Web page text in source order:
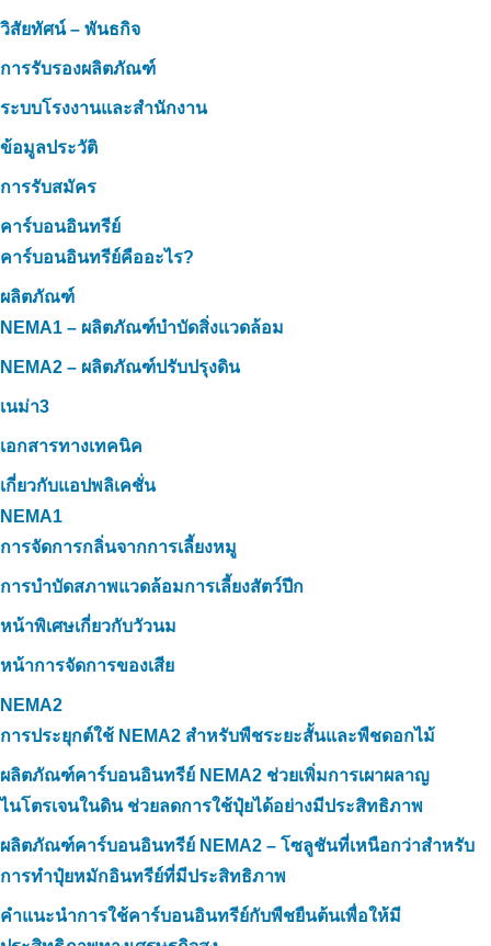
วิสัยทัศน์ – พันธกิจ
การรับรองผลิตภัณฑ์
ระบบโรงงานและสำนักงาน
ข้อมูลประวัติ
การรับสมัคร
คาร์บอนอินทรีย์
คาร์บอนอินทรีย์คืออะไร?
ผลิตภัณฑ์
NEMA1 – ผลิตภัณฑ์บำบัดสิ่งแวดล้อม
NEMA2 – ผลิตภัณฑ์ปรับปรุงดิน
เนม่า3
เอกสารทางเทคนิค
เกี่ยวกับแอปพลิเคชั่น
NEMA1
การจัดการกลิ่นจากการเลี้ยงหมู
การบำบัดสภาพแวดล้อมการเลี้ยงสัตว์ปีก
หน้าพิเศษเกี่ยวกับวัวนม
หน้าการจัดการของเสีย
NEMA2
การประยุกต์ใช้ NEMA2 สำหรับพืชระยะสั้นและพืชดอกไม้
ผลิตภัณฑ์คาร์บอนอินทรีย์ NEMA2 ช่วยเพิ่มการเผาผลาญ
ไนโตรเจนในดิน ช่วยลดการใช้ปุ๋ยได้อย่างมีประสิทธิภาพ
ผลิตภัณฑ์คาร์บอนอินทรีย์ NEMA2 – โซลูชันที่เหนือกว่าสำหรับ
การทำปุ๋ยหมักอินทรีย์ที่มีประสิทธิภาพ
คำแนะนำการใช้คาร์บอนอินทรีย์กับพืชยืนต้นเพื่อให้มี